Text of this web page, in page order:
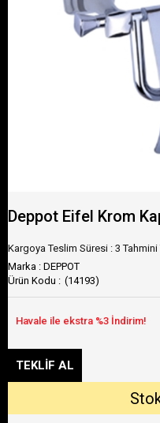
Deppot Eifel Krom
Kargoya Teslim Süresi : 3
Marka : DEPPOT
(14193)